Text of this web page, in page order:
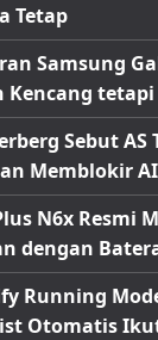
Tetap
Samsung
Kencang tetapi
Sebut AS
Memblokir
N6x Resmi
dengan
Running
Otomatis